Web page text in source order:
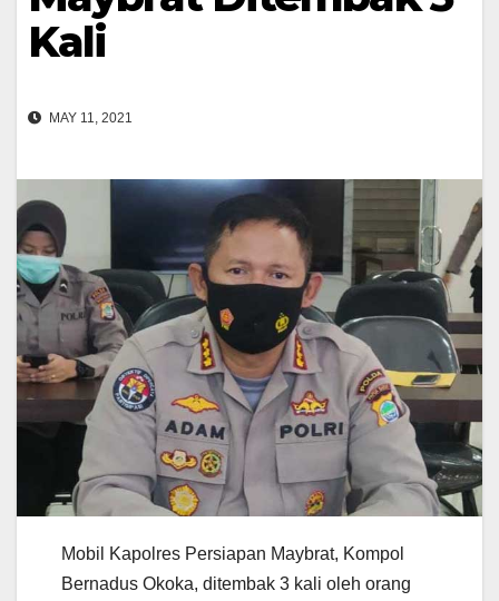
Kali
MAY 11, 2021
Mobil Kapolres Persiapan Maybrat, Kompol
Bernadus Okoka, ditembak 3 kali oleh orang